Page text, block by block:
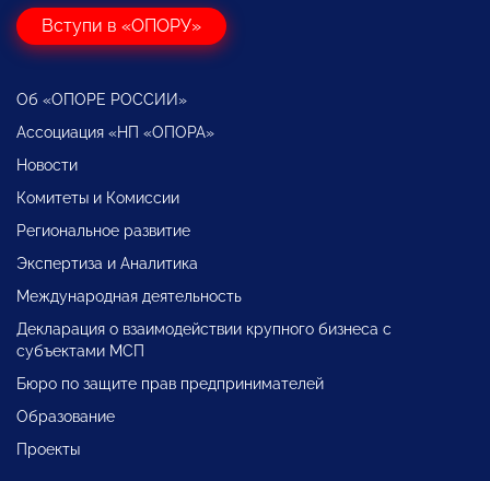
Вступи в «ОПОРУ»
Об «ОПОРЕ РОССИИ»
Ассоциация «НП «ОПОРА»
Новости
Комитеты и Комиссии
Региональное развитие
Экспертиза и Аналитика
Международная деятельность
Декларация о взаимодействии крупного бизнеса с
субъектами МСП
Бюро по защите прав предпринимателей
Образование
Проекты